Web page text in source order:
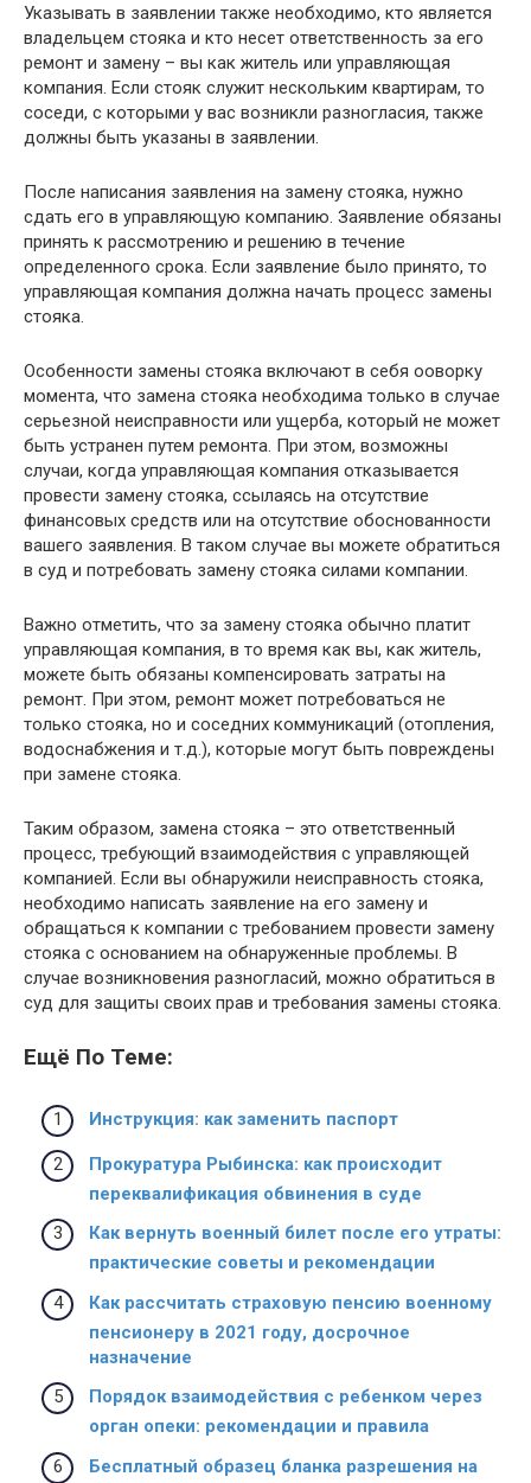
Указывать в заявлении также необходимо, кто является
владельцем стояка и кто несет ответственность за его
ремонт и замену – вы как житель или управляющая
компания. Если стояк служит нескольким квартирам, то
соседи, с которыми у вас возникли разногласия, также
должны быть указаны в заявлении.
После написания заявления на замену стояка, нужно
сдать его в управляющую компанию. Заявление обязаны
принять к рассмотрению и решению в течение
определенного срока. Если заявление было принято, то
управляющая компания должна начать процесс замены
стояка.
Особенности замены стояка включают в себя ооворку
момента, что замена стояка необходима только в случае
серьезной неисправности или ущерба, который не может
быть устранен путем ремонта. При этом, возможны
случаи, когда управляющая компания отказывается
провести замену стояка, ссылаясь на отсутствие
финансовых средств или на отсутствие обоснованности
вашего заявления. В таком случае вы можете обратиться
в суд и потребовать замену стояка силами компании.
Важно отметить, что за замену стояка обычно платит
управляющая компания, в то время как вы, как житель,
можете быть обязаны компенсировать затраты на
ремонт. При этом, ремонт может потребоваться не
только стояка, но и соседних коммуникаций (отопления,
водоснабжения и т.д.), которые могут быть повреждены
при замене стояка.
Таким образом, замена стояка – это ответственный
процесс, требующий взаимодействия с управляющей
компанией. Если вы обнаружили неисправность стояка,
необходимо написать заявление на его замену и
обращаться к компании с требованием провести замену
стояка с основанием на обнаруженные проблемы. В
случае возникновения разногласий, можно обратиться в
суд для защиты своих прав и требования замены стояка.
Ещё По Теме:
Инструкция: как заменить паспорт
Прокуратура Рыбинска: как происходит
переквалификация обвинения в суде
Как вернуть военный билет после его утраты:
практические советы и рекомендации
Как рассчитать страховую пенсию военному
пенсионеру в 2021 году, досрочное
назначение
Порядок взаимодействия с ребенком через
орган опеки: рекомендации и правила
Бесплатный образец бланка разрешения на